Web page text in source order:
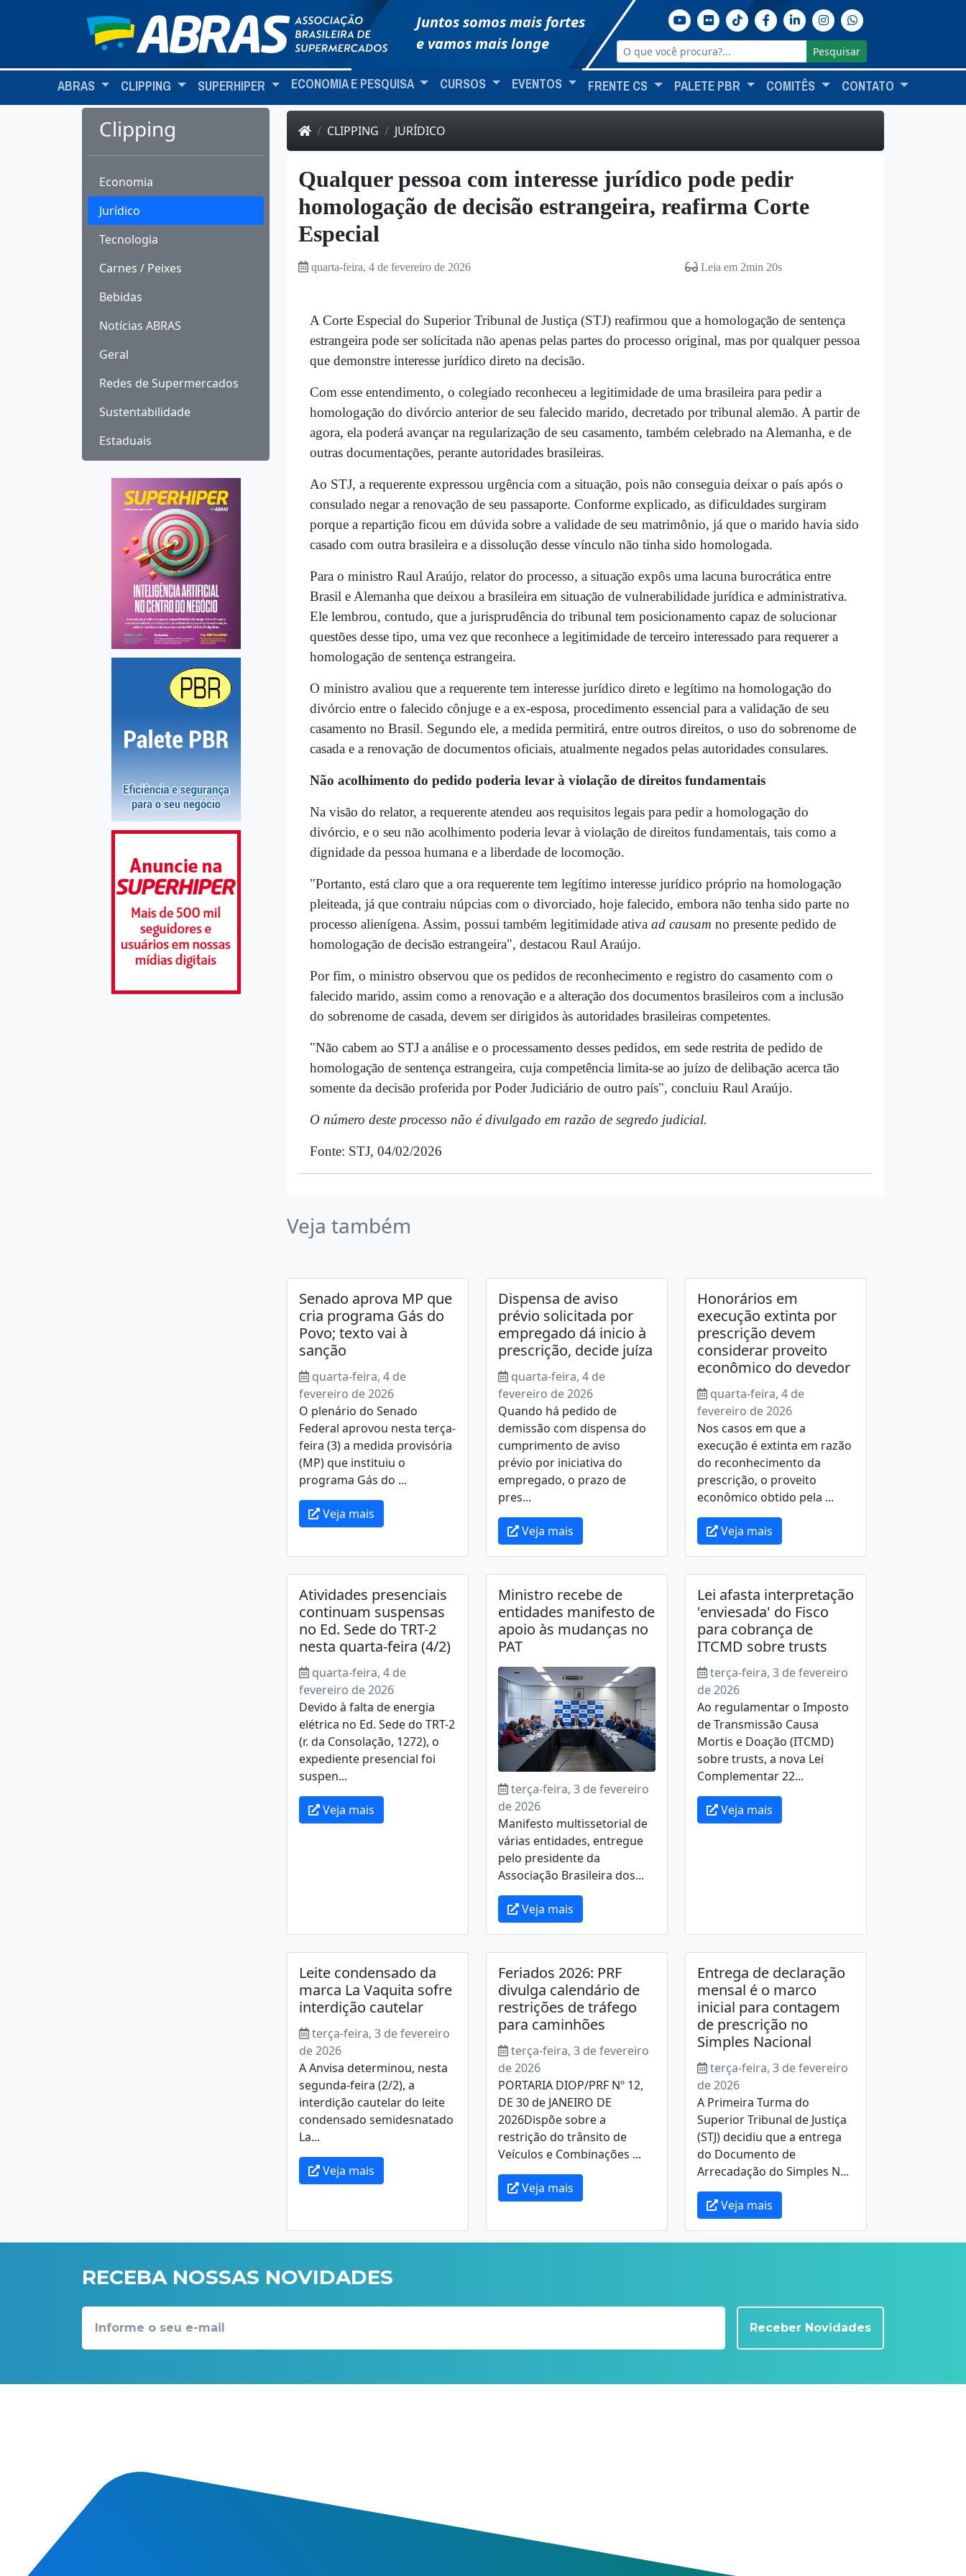
Juntos somos mais fortes
e vamos mais longe
Pesquisar
ABRAS CLIPPING SUPERHIPER ECONOMIA E PESQUISA CURSOS EVENTOS FRENTE CS PALETE PBR COMITÊS CONTATO
Clipping
Economia
Jurídico
Tecnologia
Carnes / Peixes
Bebidas
Notícias ABRAS
Geral
Redes de Supermercados
Sustentabilidade
Estaduais
CLIPPING JURÍDICO
Qualquer pessoa com interesse jurídico pode pedir
homologação de decisão estrangeira, reafirma Corte
Especial
quarta-feira, 4 de fevereiro de 2026 Leia em 2min 20s
A Corte Especial do Superior Tribunal de Justiça (STJ) reafirmou que a homologação de sentença
estrangeira pode ser solicitada não apenas pelas partes do processo original, mas por qualquer pessoa
que demonstre interesse jurídico direto na decisão.
Com esse entendimento, o colegiado reconheceu a legitimidade de uma brasileira para pedir a
homologação do divórcio anterior de seu falecido marido, decretado por tribunal alemão. A partir de
agora, ela poderá avançar na regularização de seu casamento, também celebrado na Alemanha, e de
outras documentações, perante autoridades brasileiras.
Ao STJ, a requerente expressou urgência com a situação, pois não conseguia deixar o país após o
consulado negar a renovação de seu passaporte. Conforme explicado, as dificuldades surgiram
porque a repartição ficou em dúvida sobre a validade de seu matrimônio, já que o marido havia sido
casado com outra brasileira e a dissolução desse vínculo não tinha sido homologada.
Para o ministro Raul Araújo, relator do processo, a situação expôs uma lacuna burocrática entre
Brasil e Alemanha que deixou a brasileira em situação de vulnerabilidade jurídica e administrativa.
Ele lembrou, contudo, que a jurisprudência do tribunal tem posicionamento capaz de solucionar
questões desse tipo, uma vez que reconhece a legitimidade de terceiro interessado para requerer a
homologação de sentença estrangeira.
O ministro avaliou que a requerente tem interesse jurídico direto e legítimo na homologação do
divórcio entre o falecido cônjuge e a ex-esposa, procedimento essencial para a validação de seu
casamento no Brasil. Segundo ele, a medida permitirá, entre outros direitos, o uso do sobrenome de
casada e a renovação de documentos oficiais, atualmente negados pelas autoridades consulares.
Não acolhimento do pedido poderia levar à violação de direitos fundamentais
Na visão do relator, a requerente atendeu aos requisitos legais para pedir a homologação do
divórcio, e o seu não acolhimento poderia levar à violação de direitos fundamentais, tais como a
dignidade da pessoa humana e a liberdade de locomoção.
"Portanto, está claro que a ora requerente tem legítimo interesse jurídico próprio na homologação
pleiteada, já que contraiu núpcias com o divorciado, hoje falecido, embora não tenha sido parte no
processo alienígena. Assim, possui também legitimidade ativa ad causam no presente pedido de
homologação de decisão estrangeira", destacou Raul Araújo.
Por fim, o ministro observou que os pedidos de reconhecimento e registro do casamento com o
falecido marido, assim como a renovação e a alteração dos documentos brasileiros com a inclusão
do sobrenome de casada, devem ser dirigidos às autoridades brasileiras competentes.
"Não cabem ao STJ a análise e o processamento desses pedidos, em sede restrita de pedido de
homologação de sentença estrangeira, cuja competência limita-se ao juízo de delibação acerca tão
somente da decisão proferida por Poder Judiciário de outro país", concluiu Raul Araújo.
O número deste processo não é divulgado em razão de segredo judicial.
Fonte: STJ, 04/02/2026
Veja também
Senado aprova MP que
cria programa Gás do
Povo; texto vai à
sanção
quarta-feira, 4 de
fevereiro de 2026
O plenário do Senado
Federal aprovou nesta terça-
feira (3) a medida provisória
(MP) que instituiu o
programa Gás do ...
Veja mais
Dispensa de aviso
prévio solicitada por
empregado dá inicio à
prescrição, decide juíza
quarta-feira, 4 de
fevereiro de 2026
Quando há pedido de
demissão com dispensa do
cumprimento de aviso
prévio por iniciativa do
empregado, o prazo de
pres...
Veja mais
Honorários em
execução extinta por
prescrição devem
considerar proveito
econômico do devedor
quarta-feira, 4 de
fevereiro de 2026
Nos casos em que a
execução é extinta em razão
do reconhecimento da
prescrição, o proveito
econômico obtido pela ...
Veja mais
Atividades presenciais
continuam suspensas
no Ed. Sede do TRT-2
nesta quarta-feira (4/2)
quarta-feira, 4 de
fevereiro de 2026
Devido à falta de energia
elétrica no Ed. Sede do TRT-2
(r. da Consolação, 1272), o
expediente presencial foi
suspen...
Veja mais
Ministro recebe de
entidades manifesto de
apoio às mudanças no
PAT
terça-feira, 3 de fevereiro
de 2026
Manifesto multissetorial de
várias entidades, entregue
pelo presidente da
Associação Brasileira dos...
Veja mais
Lei afasta interpretação
'enviesada' do Fisco
para cobrança de
ITCMD sobre trusts
terça-feira, 3 de fevereiro
de 2026
Ao regulamentar o Imposto
de Transmissão Causa
Mortis e Doação (ITCMD)
sobre trusts, a nova Lei
Complementar 22...
Veja mais
Leite condensado da
marca La Vaquita sofre
interdição cautelar
terça-feira, 3 de fevereiro
de 2026
A Anvisa determinou, nesta
segunda-feira (2/2), a
interdição cautelar do leite
condensado semidesnatado
La...
Veja mais
Feriados 2026: PRF
divulga calendário de
restrições de tráfego
para caminhões
terça-feira, 3 de fevereiro
de 2026
PORTARIA DIOP/PRF Nº 12,
DE 30 de JANEIRO DE
2026Dispõe sobre a
restrição do trânsito de
Veículos e Combinações ...
Veja mais
Entrega de declaração
mensal é o marco
inicial para contagem
de prescrição no
Simples Nacional
terça-feira, 3 de fevereiro
de 2026
A Primeira Turma do
Superior Tribunal de Justiça
(STJ) decidiu que a entrega
do Documento de
Arrecadação do Simples N...
Veja mais
RECEBA NOSSAS NOVIDADES
Receber Novidades